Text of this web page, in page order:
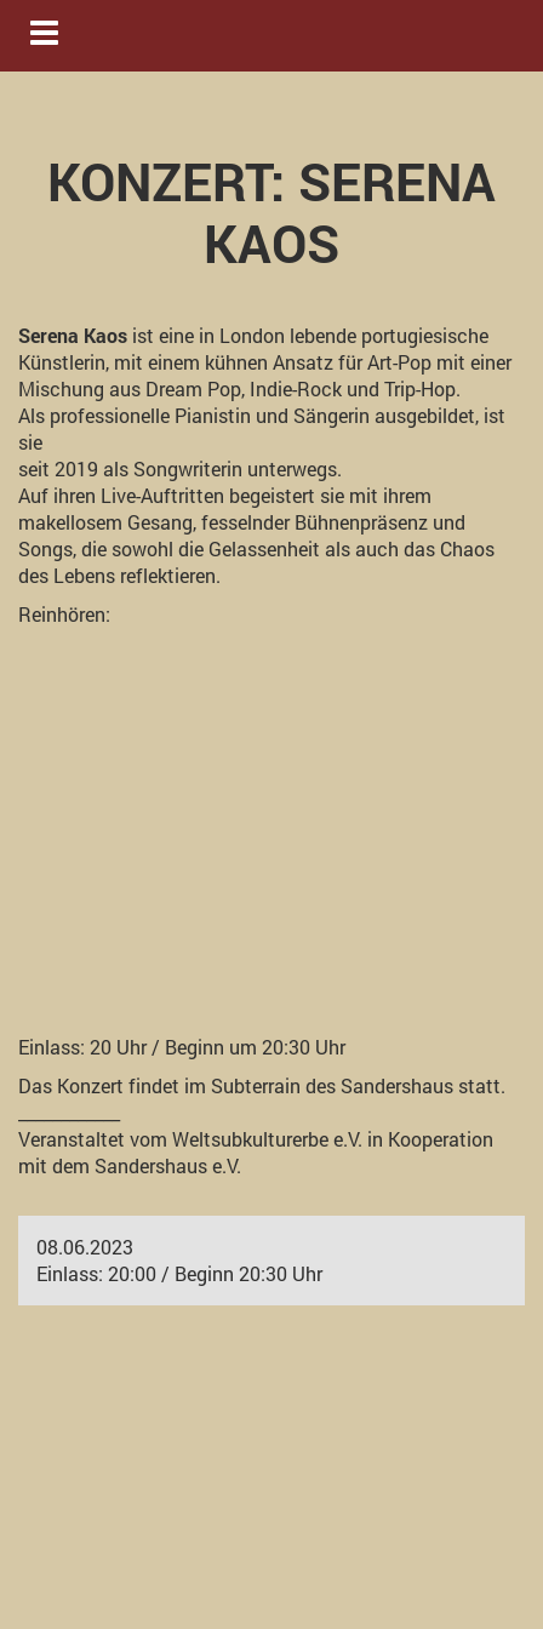
Navigation ein-/ausblenden
KONZERT: SERENA
KAOS
Serena Kaos ist eine in London lebende portugiesische
Künstlerin, mit einem kühnen Ansatz für Art-Pop mit einer
Mischung aus Dream Pop, Indie-Rock und Trip-Hop.
Als professionelle Pianistin und Sängerin ausgebildet, ist
sie
seit 2019 als Songwriterin unterwegs.
Auf ihren Live-Auftritten begeistert sie mit ihrem
makellosem Gesang, fesselnder Bühnenpräsenz und
Songs, die sowohl die Gelassenheit als auch das Chaos
des Lebens reflektieren.
Reinhören:
Einlass: 20 Uhr / Beginn um 20:30 Uhr
Das Konzert findet im Subterrain des Sandershaus statt.
Veranstaltet vom Weltsubkulturerbe e.V. in Kooperation
mit dem Sandershaus e.V.
08.06.2023
Einlass: 20:00 / Beginn 20:30 Uhr